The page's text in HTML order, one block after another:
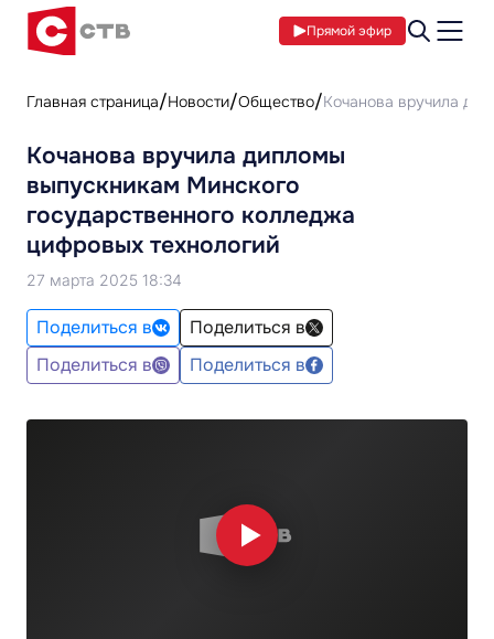
Прямой эфир
Главная страница Новости Общество Кочанова вручила
Кочанова вручила дипломы
выпускникам Минского
государственного колледжа
цифровых технологий
27 марта 2025 18:34
Поделиться в
Поделиться в
Поделиться в
Поделиться в